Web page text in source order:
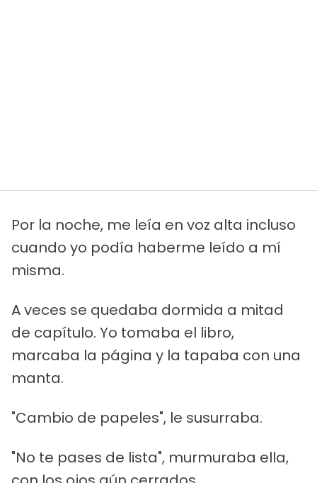
Por la noche, me leía en voz alta incluso
cuando yo podía haberme leído a mí
misma.
A veces se quedaba dormida a mitad
de capítulo. Yo tomaba el libro,
marcaba la página y la tapaba con una
manta.
"Cambio de papeles", le susurraba.
"No te pases de lista", murmuraba ella,